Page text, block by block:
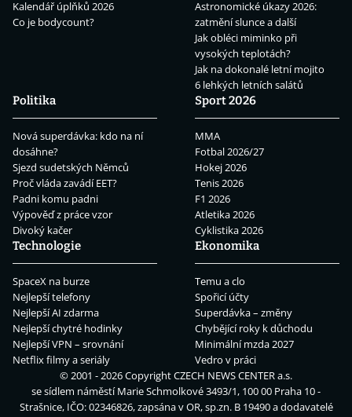
Kalendář úplňků 2026
Co je bodycount?
Astronomické úkazy 2026:
zatmění slunce a další
Jak obléci miminko při
vysokých teplotách?
Jak na dokonalé letní mojito
6 lehkých letních salátů
Politika
Nová superdávka: kdo na ní
dosáhne?
Sjezd sudetských Němců
Proč vláda zavádí EET?
Padni komu padni
Výpověď z práce vzor
Divoký kačer
Sport 2026
MMA
Fotbal 2026/27
Hokej 2026
Tenis 2026
F1 2026
Atletika 2026
Cyklistika 2026
Technologie
SpaceX na burze
Nejlepší telefony
Nejlepší AI zdarma
Nejlepší chytré hodinky
Nejlepší VPN – srovnání
Netflix filmy a seriály
Ekonomika
Temu a clo
Spořicí účty
Superdávka – změny
Chybějící roky k důchodu
Minimální mzda 2027
Vedro v práci
© 2001 - 2026 CopyrightCZECH NEWS CENTER a.s.
se sídlem náměstí Marie Schmolkové 3493/1, 100 00 Praha 10 -
Strašnice, IČO: 02346826, zapsána v OR, sp.zn. B 19490 a dodavatelé